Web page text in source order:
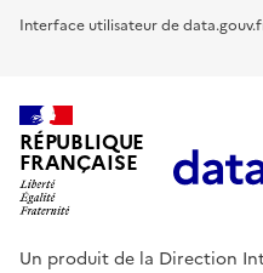
Interface utilisateur de
RÉPUBLIQUE
FRANÇAISE
Un produit de la Direction